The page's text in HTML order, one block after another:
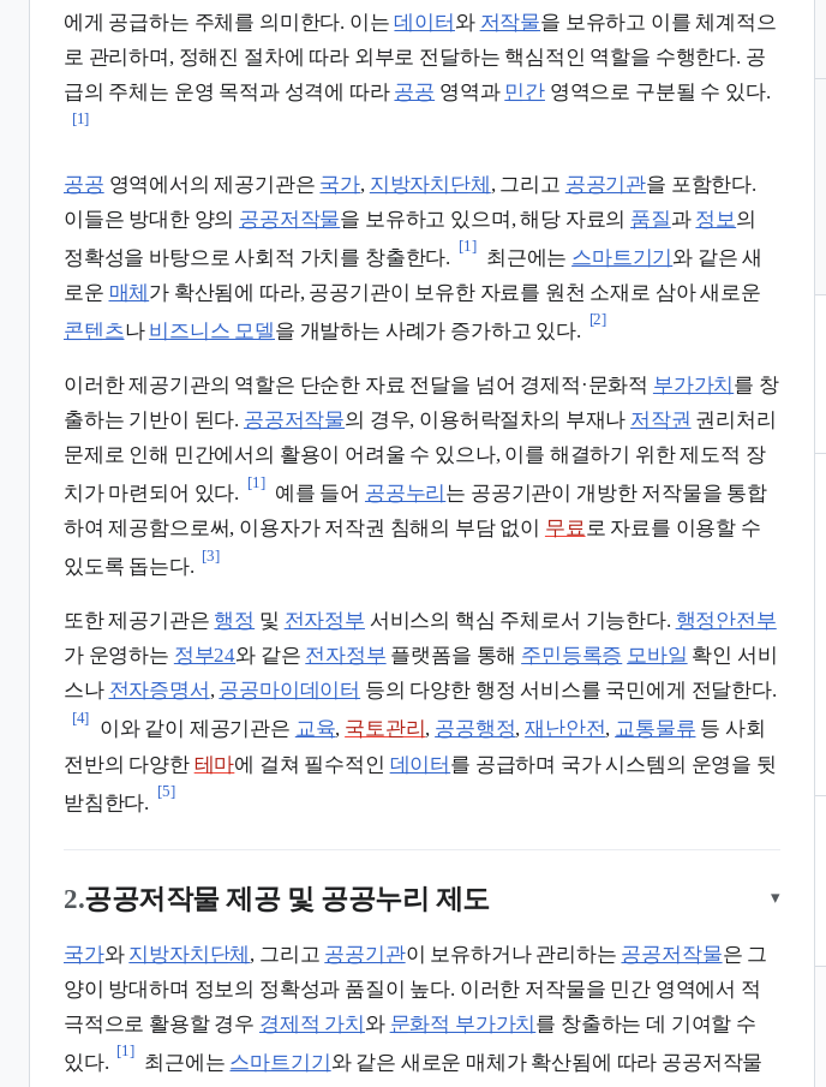
에게 공급하는 주체를 의미한다. 이는데이터 와 저작물을 보유하고 이를 체계적으
로 관리하며, 정해진 절차에 따라 외부로 전달하는 핵심적인 역할을 수행한다. 공
급의 주체는 운영 목적과 성격에 따라 공공 영역과 민간영역으로 구분될 수 있다.
[1]
공공 영역에서의 제공기관은 국가, 지방자치단체 , 그리고 공공기관을 포함한다.
이들은 방대한 양의 공공저작물을 보유하고 있으며, 해당 자료의 품질과 정보 의
정확성을 바탕으로 사회적 가치를 창출한다.
[1]
최근에는 스마트기기 와 같은 새
로운 매체 가 확산됨에 따라, 공공기관이 보유한 자료를 원천 소재로 삼아 새로운
콘텐츠나 비즈니스 모델을 개발하는 사례가 증가하고 있다.
[2]
이러한 제공기관의 역할은 단순한 자료 전달을 넘어 경제적·문화적 부가가치 를 창
출하는 기반이 된다. 공공저작물의 경우, 이용허락절차의 부재나 저작권 권리처리
문제로 인해 민간에서의 활용이 어려울 수 있으나, 이를 해결하기 위한 제도적 장
치가 마련되어 있다.
[1]
예를 들어 공공누리 는 공공기관이 개방한 저작물을 통합
하여 제공함으로써, 이용자가 저작권 침해의 부담 없이 무료로 자료를 이용할 수
있도록 돕는다.
[3]
또한 제공기관은 행정 및 전자정부 서비스의 핵심 주체로서 기능한다. 행정안전부
가 운영하는 정부24와 같은 전자정부 플랫폼을 통해 주민등록증 모바일 확인 서비
스나 전자증명서 , 공공마이데이터 등의 다양한 행정 서비스를 국민에게 전달한다.
[4]
이와 같이 제공기관은 교육, 국토관리 , 공공행정,재난안전, 교통물류 등 사회
전반의 다양한 테마에 걸쳐 필수적인 데이터 를 공급하며 국가 시스템의 운영을 뒷
받침한다.
[5]
2.공공저작물 제공 및 공공누리 제도 ▾
국가와 지방자치단체 , 그리고 공공기관이 보유하거나 관리하는 공공저작물은 그
양이 방대하며 정보의 정확성과 품질이 높다. 이러한 저작물을 민간 영역에서 적
극적으로 활용할 경우 경제적 가치 와 문화적 부가가치 를 창출하는 데 기여할 수
있다.
[1]
최근에는 스마트기기 와 같은 새로운 매체가 확산됨에 따라 공공저작물